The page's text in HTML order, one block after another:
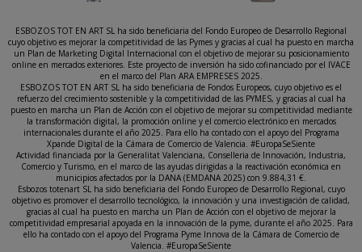
ESBOZOS TOT EN ART SL ha sido beneficiaria del Fondo Europeo de Desarrollo Regional
cuyo objetivo es mejorar la competitividad de las Pymes y gracias al cual ha puesto en marcha
un Plan de Marketing Digital Internacional con el objetivo de mejorar su posicionamiento
online en mercados exteriores. Este proyecto de inversión ha sido cofinanciado por el IVACE
en el marco del Plan ARA EMPRESES 2025.
ESBOZOS TOT EN ART SL ha sido beneficiaria de Fondos Europeos, cuyo objetivo es el
refuerzo del crecimiento sostenible y la competitividad de las PYMES, y gracias al cual ha
puesto en marcha un Plan de Acción con el objetivo de mejorar su competitividad mediante
la transformación digital, la promoción online y el comercio electrónico en mercados
internacionales durante el año 2025. Para ello ha contado con el apoyo del Programa
Xpande Digital de la Cámara de Comercio de Valencia. #EuropaSeSiente
Actividad financiada por la Generalitat Valenciana, Conselleria de Innovación, Industria,
Comercio y Turismo, en el marco de las ayudas dirigidas a la reactivación económica en
municipios afectados por la DANA (EMDANA 2025) con 9.884,31 €.
Esbozos totenart SL ha sido beneficiaria del Fondo Europeo de Desarrollo Regional, cuyo
objetivo es promover el desarrollo tecnológico, la innovación y una investigación de calidad,
gracias al cual ha puesto en marcha un Plan de Acción con el objetivo de mejorar la
competitividad empresarial apoyada en la innovación de la pyme, durante el año 2025. Para
ello ha contado con el apoyo del Programa Pyme Innova de la Cámara de Comercio de
Valencia. #EuropaSeSiente